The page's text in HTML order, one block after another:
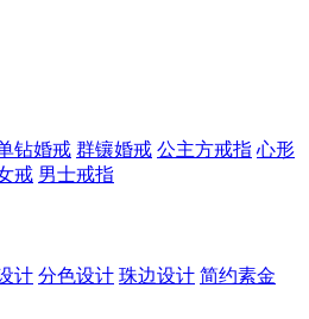
钻婚戒 群镶婚戒 公主方戒指 心形
戒 男士戒指
计 分色设计 珠边设计 简约素金